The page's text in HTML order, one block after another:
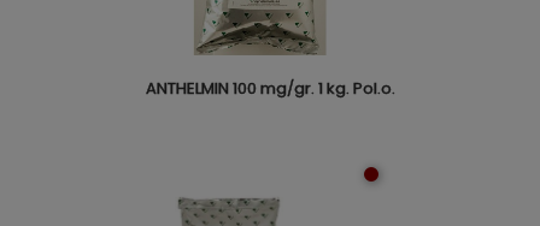
ANTHELMIN 100 mg/gr. 1 kg. Pol.o.